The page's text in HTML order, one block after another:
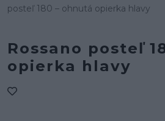
posteľ 180 – ohnutá opierka hlavy
Rossano posteľ
opierka hlavy